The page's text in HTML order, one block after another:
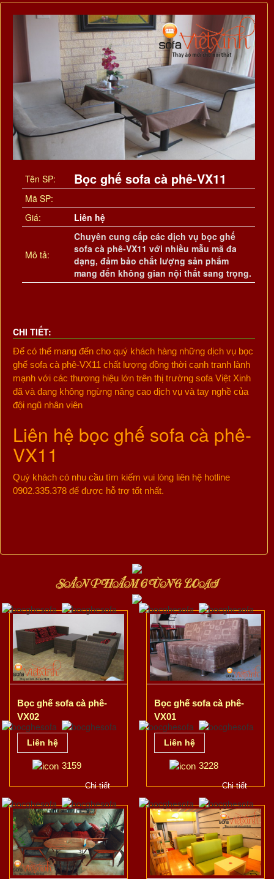
Tên SP: Bọc ghế sofa cà phê-VX11
Mã SP:
Giá:
Liên hệ
Mô tả:
Chuyên cung cấp các dịch vụ bọc ghế
sofa cà phê-VX11 với nhiều mẫu mã đa
dạng, đảm bảo chất lượng sản phẩm
mang đến không gian nội thất sang trọng.
CHI TIẾT:
Để có thể mang đến cho quý khách hàng những dịch vụ bọc
ghế sofa cà phê-VX11 chất lượng đồng thời cạnh tranh lành
mạnh với các thương hiệu lớn trên thị trường sofa Việt Xinh
đã và đang không ngừng nâng cao dịch vụ và tay nghề của
đội ngũ nhân viên
Liên hệ bọc ghế sofa cà phê-
VX11
Quý khách có nhu cầu tìm kiếm vui lòng liên hệ hotline
0902.335.378 để được hỗ trợ tốt nhất.
SẢN PHẨM CÙNG LOẠI
Bọc ghế sofa cà phê-
VX02
Liên hệ
3159
Chi tiết
Bọc ghế sofa cà phê-
VX01
Liên hệ
3228
Chi tiết